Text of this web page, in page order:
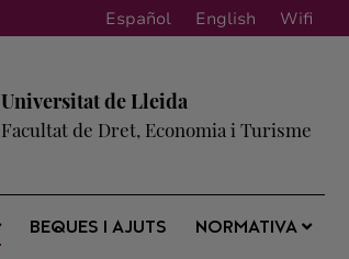
Español English Wifi
Universitat de Lleida
Facultat de Dret, Economia i Turisme
BEQUES I AJUTS NORMATIVA